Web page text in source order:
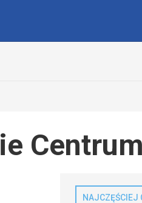
NAJCZĘŚCIEJ